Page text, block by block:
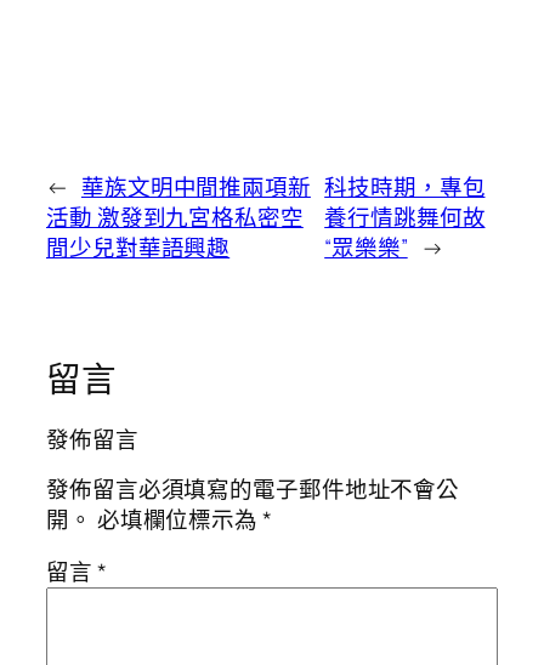
← 華族文明中間推兩項新
活動 激發到九宮格私密空
間少兒對華語興趣
科技時期，專包
養行情跳舞何故
“眾樂樂” →
留言
發佈留言
發佈留言必須填寫的電子郵件地址不會公
開。 必填欄位標示為*
留言*